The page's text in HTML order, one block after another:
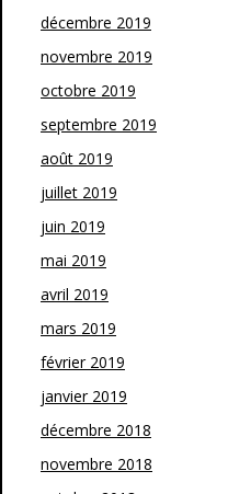
décembre 2019
novembre 2019
octobre 2019
septembre 2019
août 2019
juillet 2019
juin 2019
mai 2019
avril 2019
mars 2019
février 2019
janvier 2019
décembre 2018
novembre 2018